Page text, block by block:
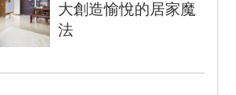
大創造愉悅的居家魔
法